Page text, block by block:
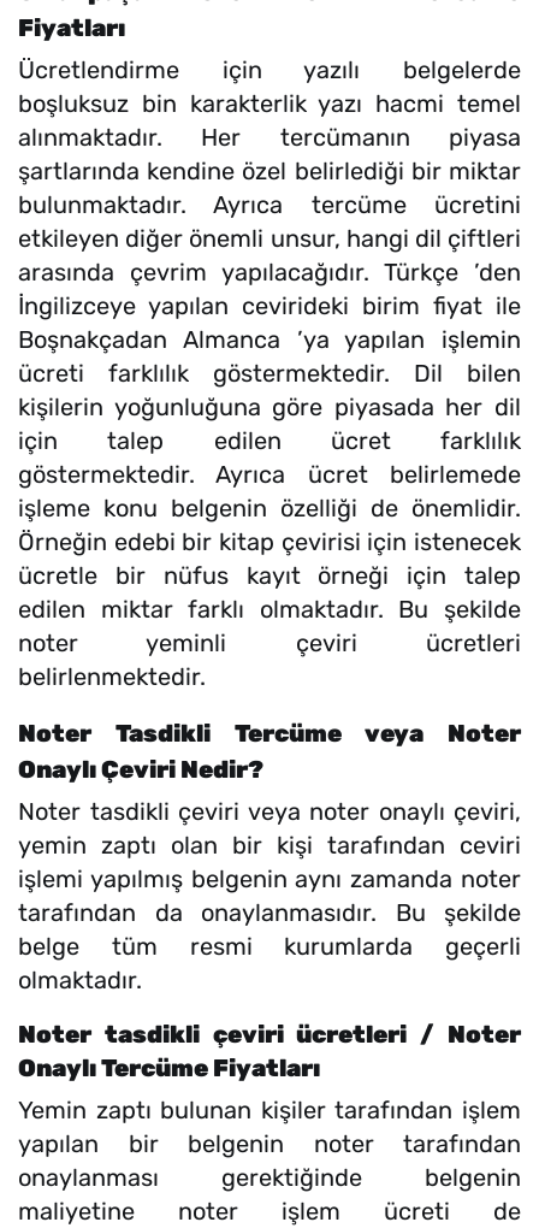
Fiyatları
Ücretlendirme için yazılı belgelerde
boşluksuz bin karakterlik yazı hacmi temel
alınmaktadır. Her tercümanın piyasa
şartlarında kendine özel belirlediği bir miktar
bulunmaktadır. Ayrıca tercüme ücretini
etkileyen diğer önemli unsur, hangi dil çiftleri
arasında çevrim yapılacağıdır. Türkçe ’den
İngilizceye yapılan cevirideki birim fiyat ile
Boşnakçadan Almanca ’ya yapılan işlemin
ücreti farklılık göstermektedir. Dil bilen
kişilerin yoğunluğuna göre piyasada her dil
için talep edilen ücret farklılık
göstermektedir. Ayrıca ücret belirlemede
işleme konu belgenin özelliği de önemlidir.
Örneğin edebi bir kitap çevirisi için istenecek
ücretle bir nüfus kayıt örneği için talep
edilen miktar farklı olmaktadır. Bu şekilde
noter yeminli çeviri ücretleri
belirlenmektedir.
Noter Tasdikli Tercüme veya Noter
Onaylı Çeviri Nedir?
Noter tasdikli çeviri veya noter onaylı çeviri,
yemin zaptı olan bir kişi tarafından ceviri
işlemi yapılmış belgenin aynı zamanda noter
tarafından da onaylanmasıdır. Bu şekilde
belge tüm resmi kurumlarda geçerli
olmaktadır.
Noter tasdikli çeviri ücretleri / Noter
Onaylı Tercüme Fiyatları
Yemin zaptı bulunan kişiler tarafından işlem
yapılan bir belgenin noter tarafından
onaylanması gerektiğinde belgenin
maliyetine noter işlem ücreti de